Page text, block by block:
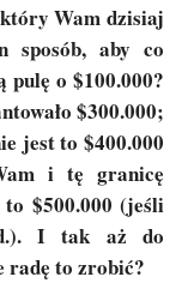
Wam dzisiaj
sposób, aby co
pulę o $100.000?
$300.000;
jest to $400.000
i tę granicę
$500.000 (jeśli
I tak aż do
radę to zrobić?